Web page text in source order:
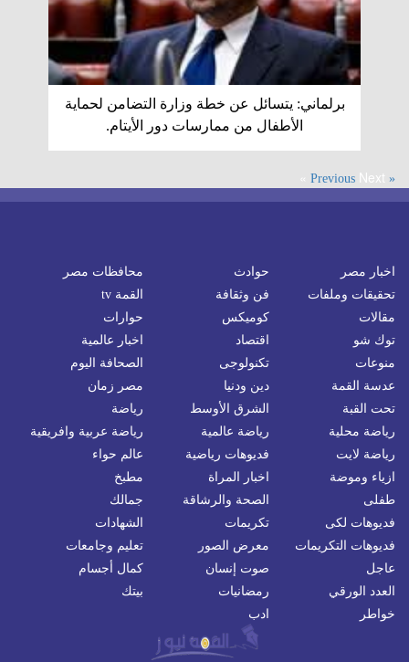
برلماني: يتسائل عن خطة وزارة التضامن لحماية
الأطفال من ممارسات دور الأيتام.
« Previous
Next »
اخبار مصر حوادث
محافظات مصر
تحقيقات وملفات
فن وثقافة
القمة tv
مقالات
كوميكس
حوارات
توك شو
اقتصاد
اخبار عالمية
منوعات
تكنولوجى
الصحافة اليوم
عدسة القمة
دين ودنيا
مصر زمان
تحت القبة
الشرق الأوسط
رياضة
رياضة محلية
رياضة عالمية
رياضة عربية وافريقية
رياضة لايت
فديوهات رياضية
عالم حواء
ازياء وموضة
اخبار المراة
مطبخ
طفلى
الصحة والرشاقة
جمالك
فديوهات لكى
تكريمات
الشهادات
فديوهات التكريمات
معرض الصور
تعليم وجامعات
عاجل
صوت إنسان
كمال أجسام
العدد الورقي
رمضانيات
بيتك
خواطر
ادب